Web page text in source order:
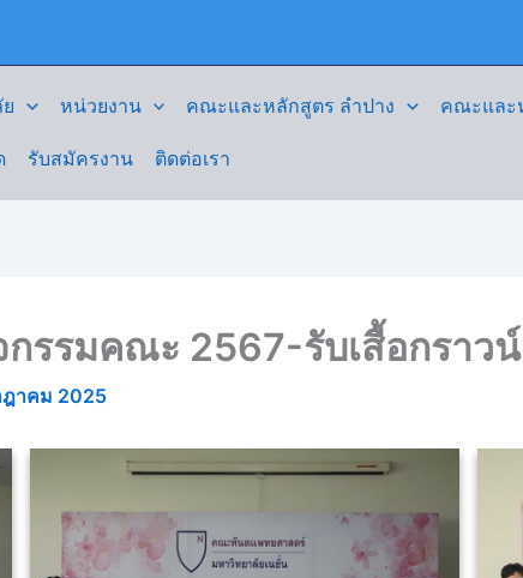
หน่วยงาน คณะและหลักสูตร ลำปาง คณะและ
รับสมัครงาน ติดต่อเรา
รรมคณะ 2567-รับเสื้อกราว
ฎาคม 2025